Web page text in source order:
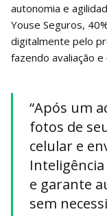
autonomia e
Youse Seguros,
digitalmente pelo
fazendo avaliação
“Após um
fotos de
celular e
e garante
sem